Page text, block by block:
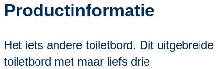
Productinformatie
Het iets andere toiletbord. Dit uitgebreide
toiletbord met maar liefs drie